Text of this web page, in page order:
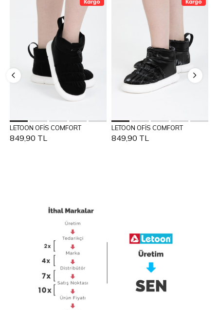
Səbətə Əlavə et
36 37
LETOON OFİS COMFORT
849,90 TL
Səbətə Əlavə et
36 37
LETOON OFİS COMFORT
849,90 TL